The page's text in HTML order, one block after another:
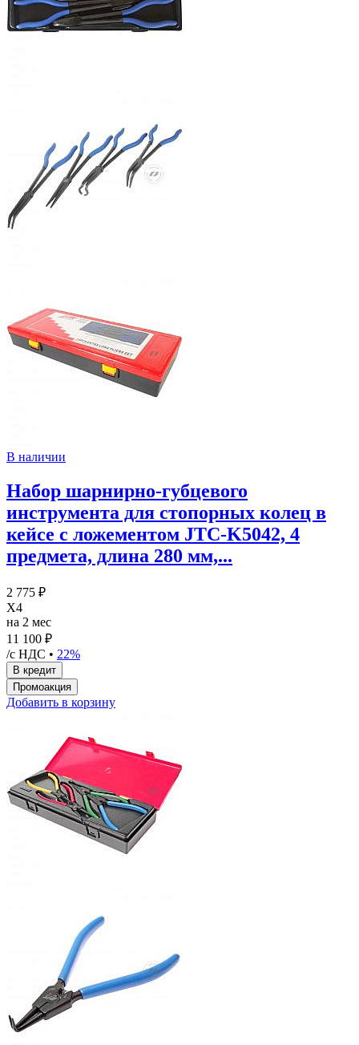
В наличии
Набор шарнирно-губцевого
инструмента для стопорных колец в
кейсе с ложементом JTC-K5042, 4
предмета, длина 280 мм,...
2 775 ₽
X4
на 2 мес
11 100 ₽
/с НДС • 22%
Добавить в корзину